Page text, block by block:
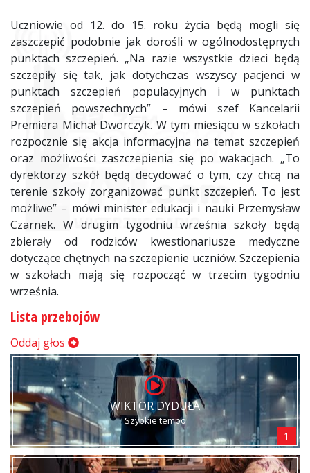
Uczniowie od 12. do 15. roku życia będą mogli się
zaszczepić podobnie jak dorośli w ogólnodostępnych
punktach szczepień. „Na razie wszystkie dzieci będą
szczepiły się tak, jak dotychczas wszyscy pacjenci w
punktach szczepień populacyjnych i w punktach
szczepień powszechnych” – mówi szef Kancelarii
Premiera Michał Dworczyk. W tym miesiącu w szkołach
rozpocznie się akcja informacyjna na temat szczepień
oraz możliwości zaszczepienia się po wakacjach. „To
dyrektorzy szkół będą decydować o tym, czy chcą na
terenie szkoły zorganizować punkt szczepień. To jest
możliwe” – mówi minister edukacji i nauki Przemysław
Czarnek. W drugim tygodniu września szkoły będą
zbierały od rodziców kwestionariusze medyczne
dotyczące chętnych na szczepienie uczniów. Szczepienia
w szkołach mają się rozpocząć w trzecim tygodniu
września.
Lista przebojów
Oddaj głos
WIKTOR DYDUŁA
Szybkie tempo
1